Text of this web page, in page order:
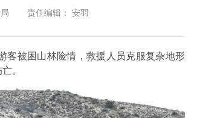
责任编辑： 安羽
客被困山林险情，救援人员克服复杂地形
。